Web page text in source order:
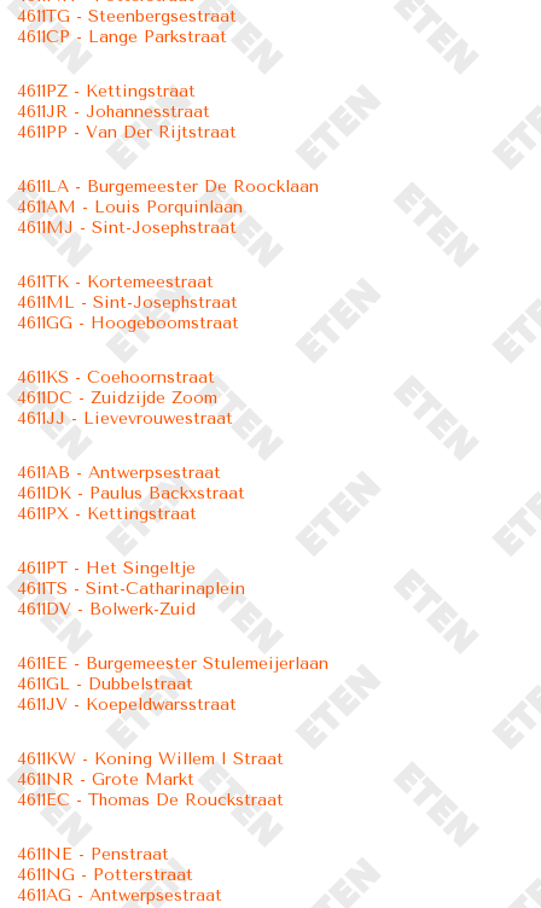
4611TG - Steenbergsestraat
4611CP - Lange Parkstraat
4611PZ - Kettingstraat
4611JR - Johannesstraat
4611PP - Van Der Rijtstraat
4611LA - Burgemeester De Roocklaan
4611AM - Louis Porquinlaan
4611MJ - Sint-Josephstraat
4611TK - Kortemeestraat
4611ML - Sint-Josephstraat
4611GG - Hoogeboomstraat
4611KS - Coehoornstraat
4611DC - Zuidzijde Zoom
4611JJ - Lievevrouwestraat
4611AB - Antwerpsestraat
4611DK - Paulus Backxstraat
4611PX - Kettingstraat
4611PT - Het Singeltje
4611TS - Sint-Catharinaplein
4611DV - Bolwerk-Zuid
4611EE - Burgemeester Stulemeijerlaan
4611GL - Dubbelstraat
4611JV - Koepeldwarsstraat
4611KW - Koning Willem I Straat
4611NR - Grote Markt
4611EC - Thomas De Rouckstraat
4611NE - Penstraat
4611NG - Potterstraat
4611AG - Antwerpsestraat